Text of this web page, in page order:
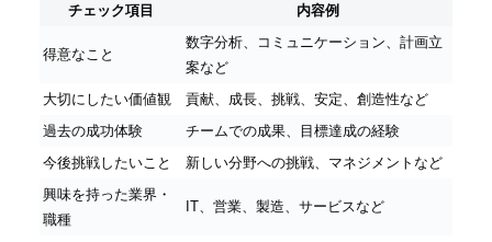
チェック項目 内容例
得意なこと
数字分析、コミュニケーション、計画立
案など
大切にしたい価値観
貢献、成長、挑戦、安定、創造性など
過去の成功体験
チームでの成果、目標達成の経験
今後挑戦したいこと
新しい分野への挑戦、マネジメントなど
興味を持った業界・
職種
IT、営業、製造、サービスなど